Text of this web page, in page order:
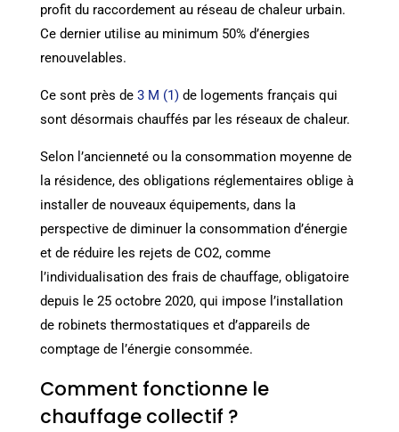
profit du raccordement au réseau de chaleur urbain.
Ce dernier utilise au minimum 50% d’énergies
renouvelables.
Ce sont près de3 M (1) de logements français qui
sont désormais chauffés par les réseaux de chaleur.
Selon l’ancienneté ou la consommation moyenne de
la résidence, des obligations réglementaires oblige à
installer de nouveaux équipements, dans la
perspective de diminuer la consommation d’énergie
et de réduire les rejets de CO2, comme
l’individualisation des frais de chauffage, obligatoire
depuis le 25 octobre 2020, qui impose l’installation
de robinets thermostatiques et d’appareils de
comptage de l’énergie consommée.
Comment fonctionne le
chauffage collectif ?